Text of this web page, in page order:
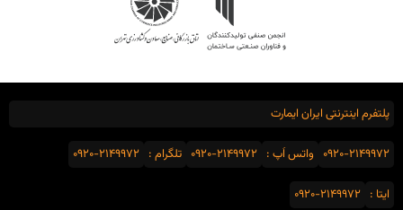
پلتفرم اینترنتی ایران ایمارت
0920-2149972 واتس اَپ : 0920-2149972 تلگرام : 0920-2149972
ایتا : 0920-2149972